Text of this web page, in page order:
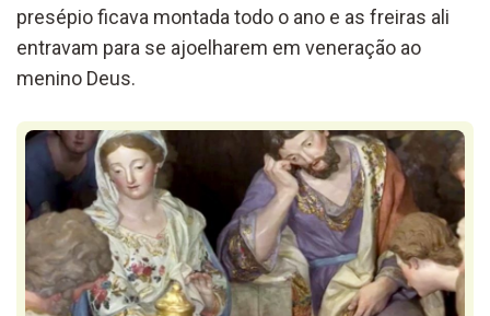
presépio ficava montada todo o ano e as freiras ali
entravam para se ajoelharem em veneração ao
menino Deus.